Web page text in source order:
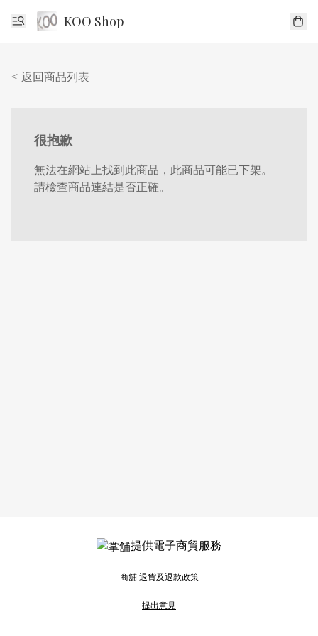
KOO Shop
< 返回商品列表
很抱歉
無法在網站上找到此商品，此商品可能已下架。
請檢查商品連結是否正確。
提供電子商貿服務
商舖退貨及退款政策
提出意見